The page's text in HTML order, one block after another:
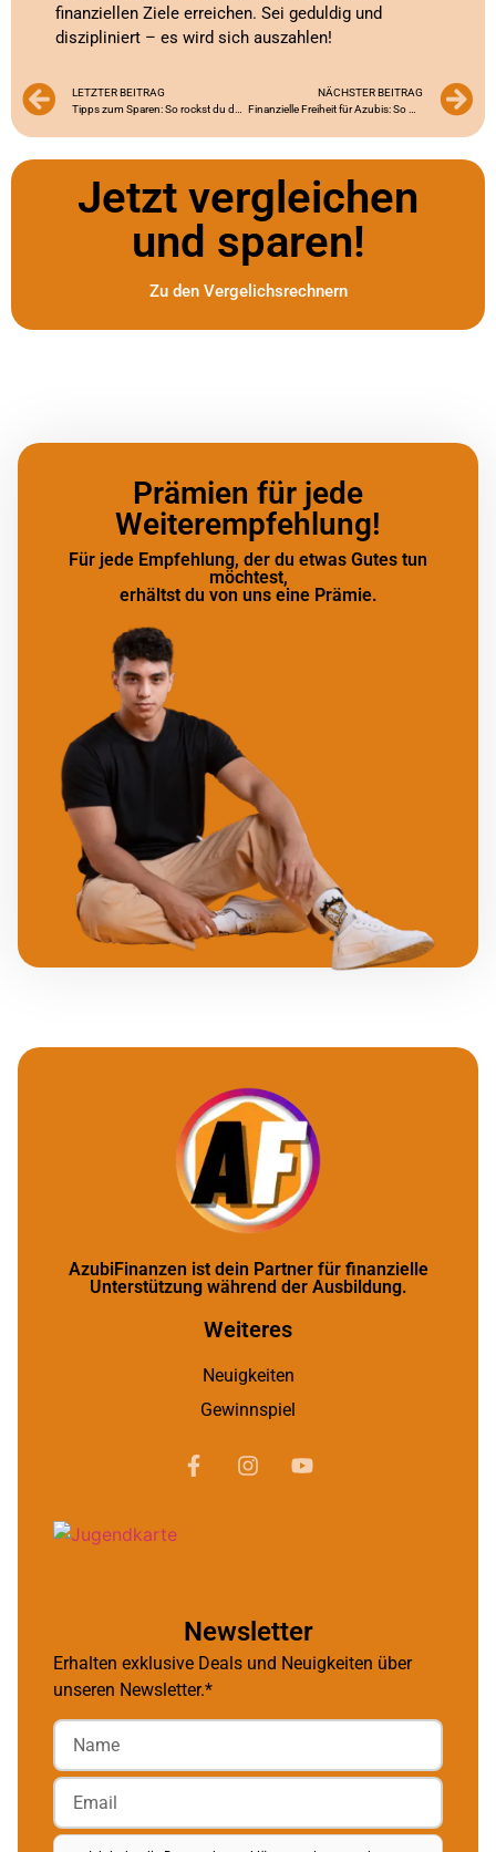
finanziellen Ziele erreichen. Sei geduldig und
diszipliniert – es wird sich auszahlen!
LETZTER BEITRAG
Tipps zum Sparen: So rockst du deine Finanzen während der Ausbildung!
NÄCHSTER BEITRAG
Finanzielle Freiheit für Azubis: So meisterst du dein Budget!
Jetzt vergleichen
und sparen!
Zu den Vergelichsrechnern
Prämien für jede
Weiterempfehlung!
Für jede Empfehlung, der du etwas Gutes tun
möchtest,
erhältst du von uns eine Prämie.
AzubiFinanzen ist dein Partner für finanzielle
Unterstützung während der Ausbildung.
Weiteres
Neuigkeiten
Gewinnspiel
Newsletter
Erhalten exklusive Deals und Neuigkeiten über
unseren Newsletter.*